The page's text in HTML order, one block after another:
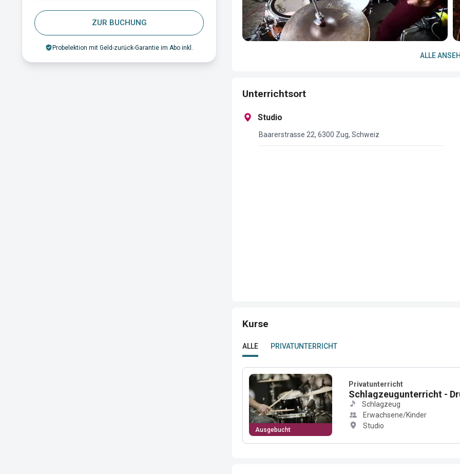
ZUR BUCHUNG
Probelektion mit Geld-zurück-Garantie im Abo inkl.
ALLE
Unterrichtsort
Studio
Baarerstrasse 22, 6300 Zug, Schweiz
Kurse
ALLE PRIVATUNTERRICHT
Ausgebucht
Privatunterricht
Schlagzeugunterricht -
Schlagzeug
Erwachsene/Kinder
Studio